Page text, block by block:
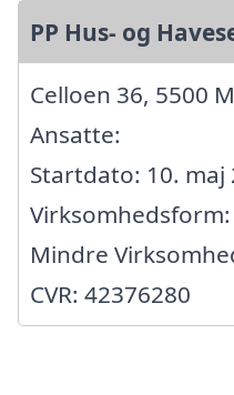
PP Hus- og
Celloen 36, 5500
Ansatte:
Startdato: 10. maj
Mindre
CVR: 42376280